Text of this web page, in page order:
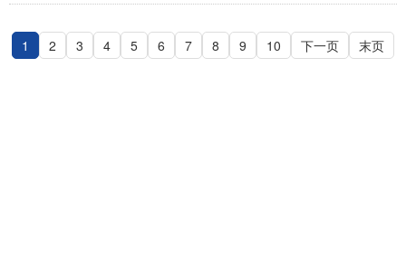
其是在竞争激烈的市场环境中，一个深入人心的吉祥物
设计，能够成为品牌与消费者之间情感的纽带，驱动品
牌价值的持续增长。许多企业在吉祥物设计上却面临着
种种困境，导致IP形象无法有效触达目标受众，甚至成
1 2 3 4 5 6 7 8 9 10 下一页 末页